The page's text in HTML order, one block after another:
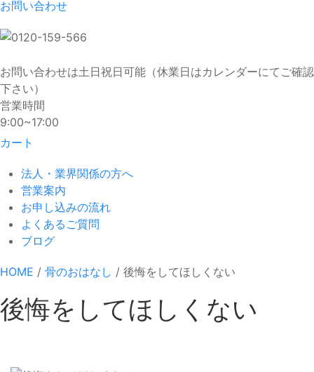
お問い合わせ
お問い合わせは土日祝日可能（休業日はカレンダーにてご確認
下さい）
営業時間
9:00~17:00
カート
法人・業界関係の方へ
営業案内
お申し込みの流れ
よくあるご質問
ブログ
HOME / 骨のおはなし / 後悔をしてほしくない
後悔をしてほしくない